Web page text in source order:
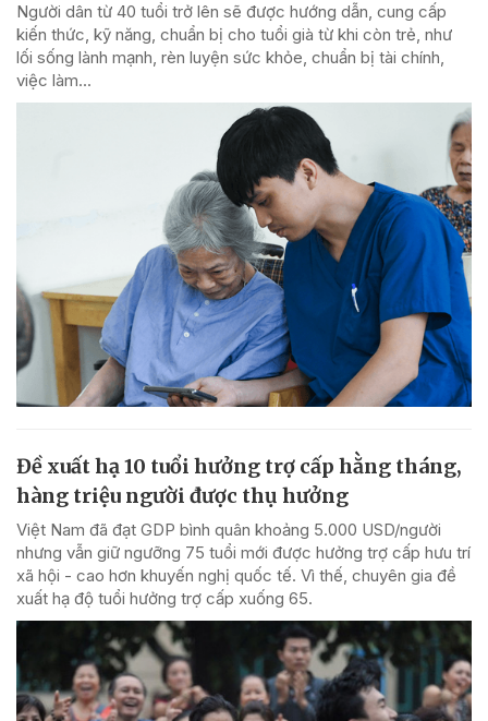
Người dân từ 40 tuổi trở lên sẽ được hướng dẫn, cung cấp
kiến thức, kỹ năng, chuẩn bị cho tuổi già từ khi còn trẻ, như
lối sống lành mạnh, rèn luyện sức khỏe, chuẩn bị tài chính,
việc làm...
Đề xuất hạ 10 tuổi hưởng trợ cấp hằng tháng,
hàng triệu người được thụ hưởng
Việt Nam đã đạt GDP bình quân khoảng 5.000 USD/người
nhưng vẫn giữ ngưỡng 75 tuổi mới được hưởng trợ cấp hưu trí
xã hội - cao hơn khuyến nghị quốc tế. Vì thế, chuyên gia đề
xuất hạ độ tuổi hưởng trợ cấp xuống 65.